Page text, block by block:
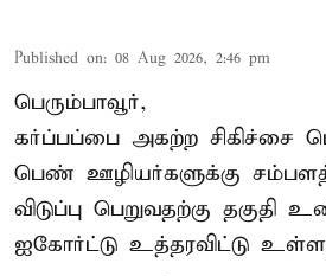
Published on: 08 Aug 2026, 2:46 pm
பெரும்பாவூர்,
கர்ப்பப்பை அகற்ற சிகிச்சை
பெண் ஊழியர்களுக்கு
விடுப்பு பெறுவதற்கு தகுதி
ஐகோர்ட்டு உத்தரவிட்டு